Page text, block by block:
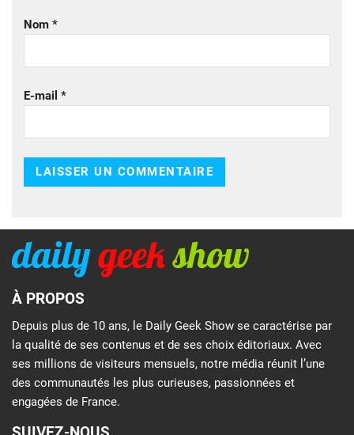
Nom *
E-mail *
À PROPOS
Depuis plus de 10 ans, le Daily Geek Show se caractérise par
la qualité de ses contenus et de ses choix éditoriaux. Avec
ses millions de visiteurs mensuels, notre média réunit l’une
des communautés les plus curieuses, passionnées et
engagées de France.